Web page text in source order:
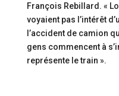
François Rebillard. «
voyaient pas l’intérêt
l’accident de camion
gens commencent à
représente le train ».